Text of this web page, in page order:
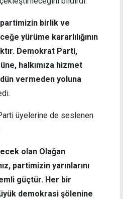
partimizin birlik ve
yürüme kararlılığının
Demokrat Parti,
halkımıza hizmet
vermeden yoluna
üyelerine de seslenen
olan Olağan
partimizin yarınlarını
güçtür. Her bir
demokrasi şölenine